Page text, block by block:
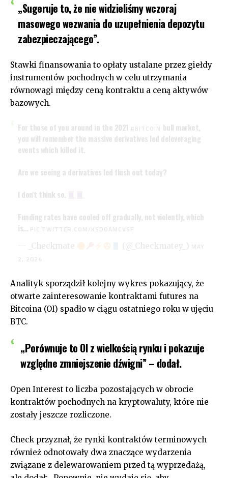
„Sugeruje to, że nie widzieliśmy wczoraj
masowego wezwania do uzupełnienia depozytu
zabezpieczającego”.
Stawki finansowania to opłaty ustalane przez giełdy
instrumentów pochodnych w celu utrzymania
równowagi między ceną kontraktu a ceną aktywów
bazowych.
For those of you around in the 2021 #BITCOIN bull market,
you will remember the massive derivatives led deleveraging
events which killed it.
Are we seeing a derivatives led flush out today?
I don't think so.
Funding rates have cooled off gradually, not violently, which
is… PIC.TWITTER.COM/KSDOAMCVSF
— _Checkmate
(@_Checkmatey_) MAY
2, 2024
Analityk sporządził kolejny wykres pokazujący, że
otwarte zainteresowanie kontraktami futures na
Bitcoina (OI) spadło w ciągu ostatniego roku w ujęciu
BTC.
„Porównuje to OI z wielkością rynku i pokazuje
względne zmniejszenie dźwigni” – dodał.
Open Interest to liczba pozostających w obrocie
kontraktów pochodnych na kryptowaluty, które nie
zostały jeszcze rozliczone.
Check przyznał, że rynki kontraktów terminowych
również odnotowały dwa znaczące wydarzenia
związane z delewarowaniem przed tą wyprzedażą,